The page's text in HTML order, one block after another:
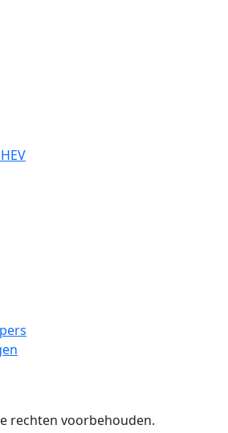
rechten voorbehouden.